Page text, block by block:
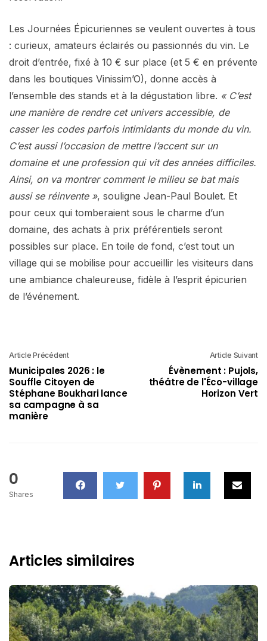
Les Journées Épicuriennes se veulent ouvertes à tous
: curieux, amateurs éclairés ou passionnés du vin. Le
droit d’entrée, fixé à 10 € sur place (et 5 € en prévente
dans les boutiques Vinissim’O), donne accès à
l’ensemble des stands et à la dégustation libre. « C’est
une manière de rendre cet univers accessible, de
casser les codes parfois intimidants du monde du vin.
C’est aussi l’occasion de mettre l’accent sur un
domaine et une profession qui vit des années difficiles.
Ainsi, on va montrer comment le milieu se bat mais
aussi se réinvente », souligne Jean-Paul Boulet. Et
pour ceux qui tomberaient sous le charme d’un
domaine, des achats à prix préférentiels seront
possibles sur place. En toile de fond, c’est tout un
village qui se mobilise pour accueillir les visiteurs dans
une ambiance chaleureuse, fidèle à l’esprit épicurien
de l’événement.
Article Précédent
Municipales 2026 : le
Souffle Citoyen de
Stéphane Boukhari lance
sa campagne à sa
manière
Article Suivant
Évènement : Pujols,
théâtre de l'Éco-village
Horizon Vert
0
Shares
Articles similaires